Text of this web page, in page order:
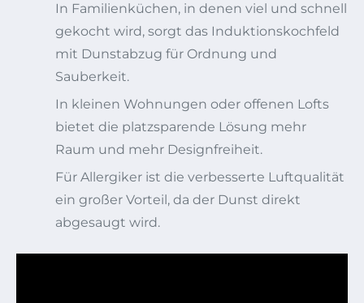
In Familienküchen, in denen viel und schnell
gekocht wird, sorgt das Induktionskochfeld
mit Dunstabzug für Ordnung und
Sauberkeit.
In kleinen Wohnungen oder offenen Lofts
bietet die platzsparende Lösung mehr
Raum und mehr Designfreiheit.
Für Allergiker ist die verbesserte Luftqualität
ein großer Vorteil, da der Dunst direkt
abgesaugt wird.